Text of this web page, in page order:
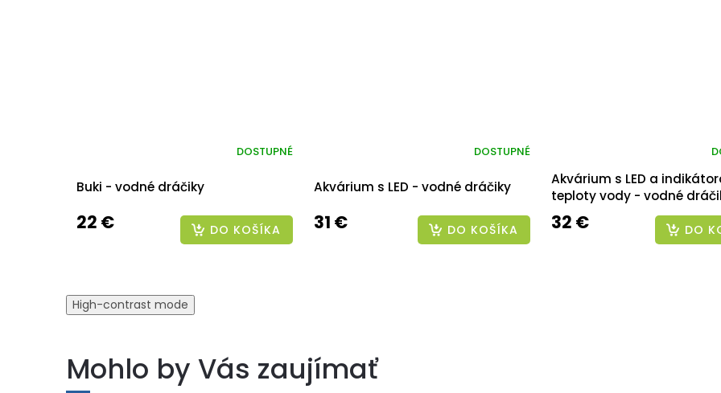
Buki - vodné dráčiky
DOSTUPNÉ
22 € DO KOŠÍKA
Akvárium s LED - vodné dráčiky
DOSTUPNÉ
31 € DO KOŠÍKA
Akvárium s LED a
teploty vody - vodné
32 € DO
High-contrast mode
Mohlo by Vás zaujímať